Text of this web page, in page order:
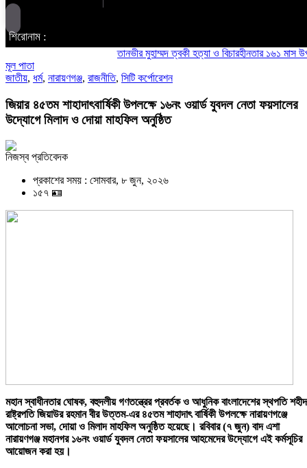
শিরোনাম :
তানভীর মুহাম্মদ ত্বকী হত্যা ও বিচারহীনতার ১৬১ মাস
মূল পাতা
জাতীয়, ধর্ম, নারায়ণগঞ্জ, রাজনীতি, সিটি কর্পোরেশন
জিয়ার ৪৫তম শাহাদাৎবার্ষিকী উপলক্ষে ১৬নং ওয়ার্ড যুবদল নেতা ফয়সালের
উদ্যোগে মিলাদ ও দোয়া মাহফিল অনুষ্ঠিত
নিজস্ব প্রতিবেদক
প্রকাশের সময় : সোমবার, ৮ জুন, ২০২৬
১৫৭ 🪪
মহান স্বাধীনতার ঘোষক, বহুদলীয় গণতন্ত্রের প্রবর্তক ও আধুনিক বাংলাদেশের স্থপতি শহীদ
রাষ্ট্রপতি জিয়াউর রহমান বীর উত্তম-এর ৪৫তম শাহাদাৎ বার্ষিকী উপলক্ষে নারায়ণগঞ্জে
আলোচনা সভা, দোয়া ও মিলাদ মাহফিল অনুষ্ঠিত হয়েছে। রবিবার (৭ জুন) বাদ এশা
নারায়ণগঞ্জ মহানগর ১৬নং ওয়ার্ড যুবদল নেতা ফয়সালের আহমেদের উদ্যোগে এই কর্মসূচির
আয়োজন করা হয়।